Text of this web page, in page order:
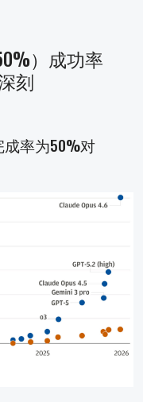
）成功率
刻
成率为50%对